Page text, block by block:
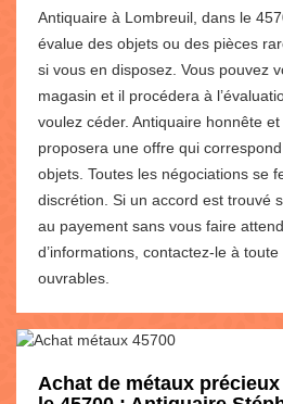
Antiquaire à Lombreuil, dans le
évalue des objets ou des pièces
si vous en disposez. Vous pouvez
magasin et il procédera à
voulez céder. Antiquaire honnête
proposera une offre qui
objets. Toutes les négociations se
discrétion. Si un accord est trouvé
au payement sans vous faire
d’informations, contactez-le à
ouvrables.
Achat de métaux